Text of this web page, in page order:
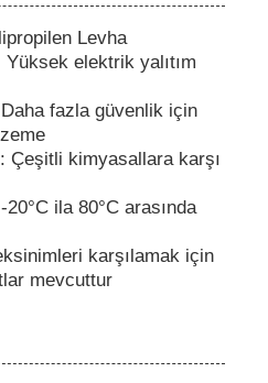
Levha
Yüksek elektrik yalıtım
fazla güvenlik için
Çeşitli kimyasallara karşı
-20°C ila 80°C arasında
karşılamak için
mevcuttur